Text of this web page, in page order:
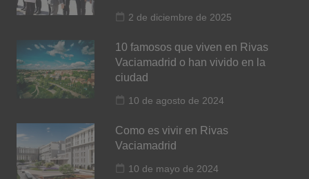
2 de diciembre de 2025
10 famosos que viven en Rivas
Vaciamadrid o han vivido en la
ciudad
10 de agosto de 2024
Como es vivir en Rivas
Vaciamadrid
10 de mayo de 2024